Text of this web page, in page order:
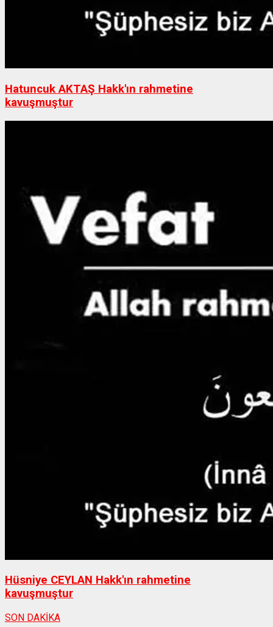
Hatuncuk AKTAŞ Hakk'ın rahmetine
kavuşmuştur
Hüsniye CEYLAN Hakk'ın rahmetine
kavuşmuştur
SON DAKİKA